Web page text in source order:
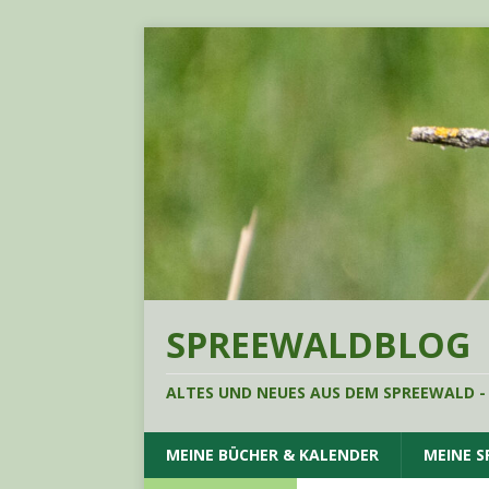
SPREEWALDBLOG
ALTES UND NEUES AUS DEM SPREEWALD
MEINE BÜCHER & KALENDER MEINE